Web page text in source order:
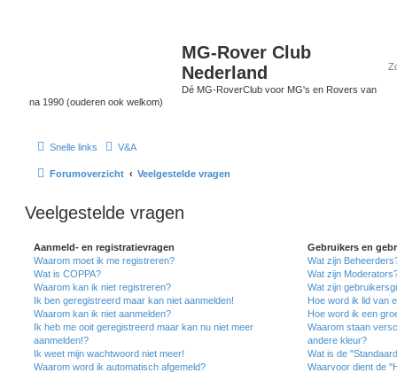
MG-Rover Club
Nederland
Dé MG-RoverClub voor MG's en Rovers van
na 1990 (ouderen ook welkom)
Snelle links V&A
Forumoverzicht Veelgestelde vragen
Veelgestelde vragen
Aanmeld- en registratievragen
Waarom moet ik me registreren?
Wat is COPPA?
Waarom kan ik niet registreren?
Ik ben geregistreerd maar kan niet aanmelden!
Waarom kan ik niet aanmelden?
Ik heb me ooit geregistreerd maar kan nu niet meer
aanmelden!?
Ik weet mijn wachtwoord niet meer!
Waarom word ik automatisch afgemeld?
Gebruikers en
Wat zijn
Wat zijn
Wat zijn
Hoe word ik lid van
Hoe word ik een
Waarom staan
andere kleur?
Wat is de
Waarvoor dient de